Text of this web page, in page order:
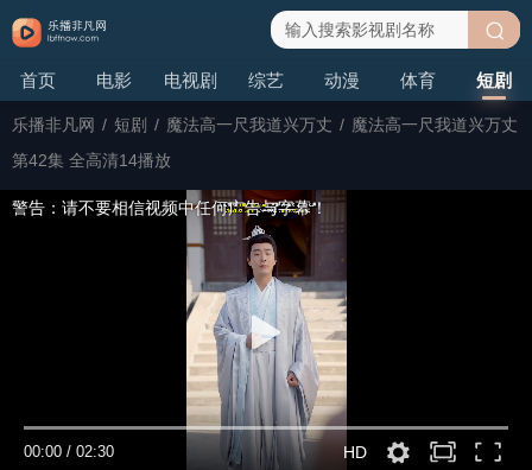
首页 电影 电视剧 综艺 动漫 体育 短剧
搜
索
乐播非凡网 / 短剧 / 魔法高一尺我道兴万丈 / 魔法高一尺我道兴万丈
第42集 全高清14播放
00:00 / 02:30 HD
警告：请不要相信视频中任何广告与字幕！